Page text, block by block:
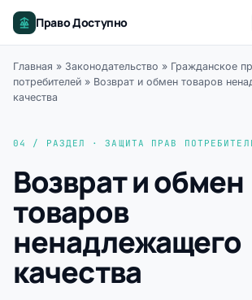
Право Доступно
Главная » Законодательство » Гражданское
потребителей » Возврат и обмен товаров
качества
04 / РАЗДЕЛ · ЗАЩИТА ПРАВ
Возврат и обмен
товаров
ненадлежащего
качества